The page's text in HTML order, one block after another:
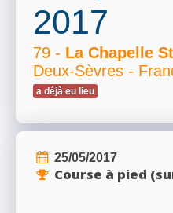
2017
79 - La Chapelle
Deux-Sèvres -
a déjà eu lieu
25/05/2017
Course à pied